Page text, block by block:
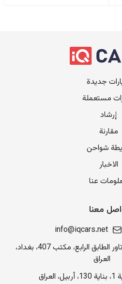
جديدة
مستعملة
إرشاد
مقارنة
شواحن
الاخبار
عنا
معنا
info@iqcars.net
شارع الرواد، عمارة بلو تاور الطابق الرابع، مكتب 407، بغداد،
العراق